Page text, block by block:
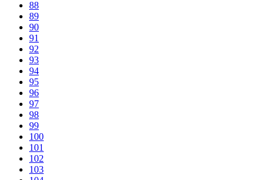
88
89
90
91
92
93
94
95
96
97
98
99
100
101
102
103